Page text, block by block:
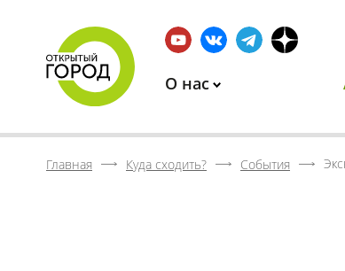
О нас
Главная Куда сходить? События